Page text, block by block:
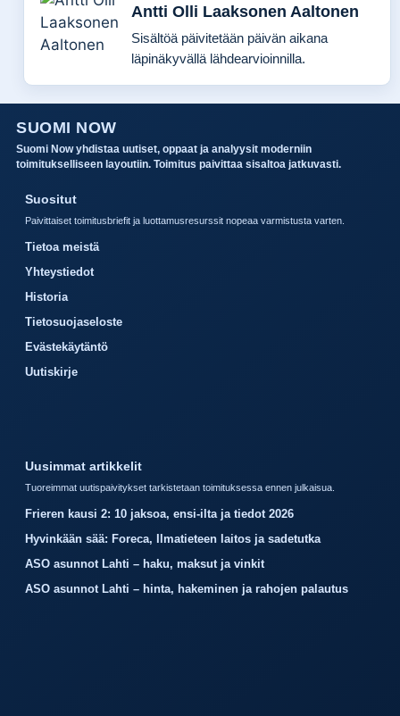
Antti Olli Laaksonen Aaltonen
Sisältöä päivitetään päivän aikana
läpinäkyvällä lähdearvioinnilla.
SUOMI NOW
Suomi Now yhdistaa uutiset, oppaat ja analyysit moderniin
toimitukselliseen layoutiin. Toimitus paivittaa sisaltoa jatkuvasti.
Suositut
Paivittaiset toimitusbriefit ja luottamusresurssit nopeaa varmistusta varten.
Tietoa meistä
Yhteystiedot
Historia
Tietosuojaseloste
Evästekäytäntö
Uutiskirje
Uusimmat artikkelit
Tuoreimmat uutispaivitykset tarkistetaan toimituksessa ennen julkaisua.
Frieren kausi 2: 10 jaksoa, ensi-ilta ja tiedot 2026
Hyvinkään sää: Foreca, Ilmatieteen laitos ja sadetutka
ASO asunnot Lahti – haku, maksut ja vinkit
ASO asunnot Lahti – hinta, hakeminen ja rahojen palautus